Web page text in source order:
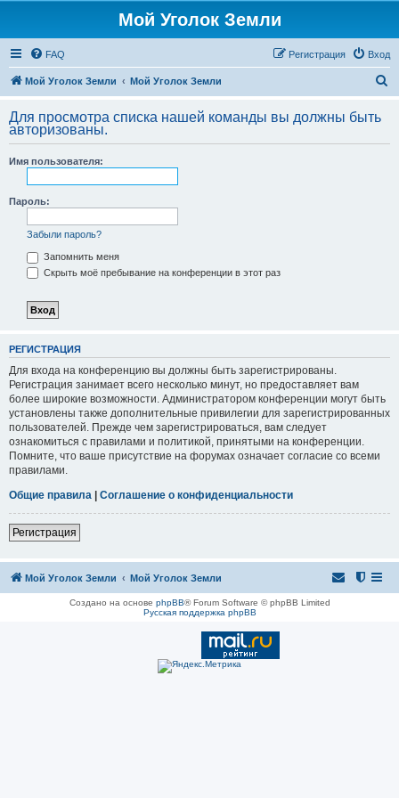
Мой Уголок Земли
FAQ Вход
Регистрация
Мой Уголок Земли Мой Уголок Земли
с
Для просмотра списка нашей команды вы должны быть
авторизованы.
Имя пользователя:
Пароль:
Забыли пароль?
Запомнить меня
Скрыть моё пребывание на конференции в этот раз
РЕГИСТРАЦИЯ
Для входа на конференцию вы должны быть зарегистрированы.
Регистрация занимает всего несколько минут, но предоставляет вам
более широкие возможности. Администратором конференции могут быть
установлены также дополнительные привилегии для зарегистрированных
пользователей. Прежде чем зарегистрироваться, вам следует
ознакомиться с правилами и политикой, принятыми на конференции.
Помните, что ваше присутствие на форумах означает согласие со всеми
правилами.
Общие правила | Соглашение о конфиденциальности
Регистрация
Мой Уголок Земли Мой Уголок Земли
Создано на основе phpBB® Forum Software © phpBB Limited
Русская поддержка phpBB